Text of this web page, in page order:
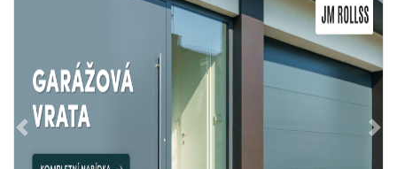
Předchozí